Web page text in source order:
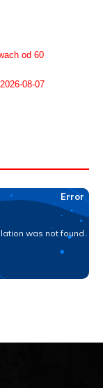
od 60
08-07